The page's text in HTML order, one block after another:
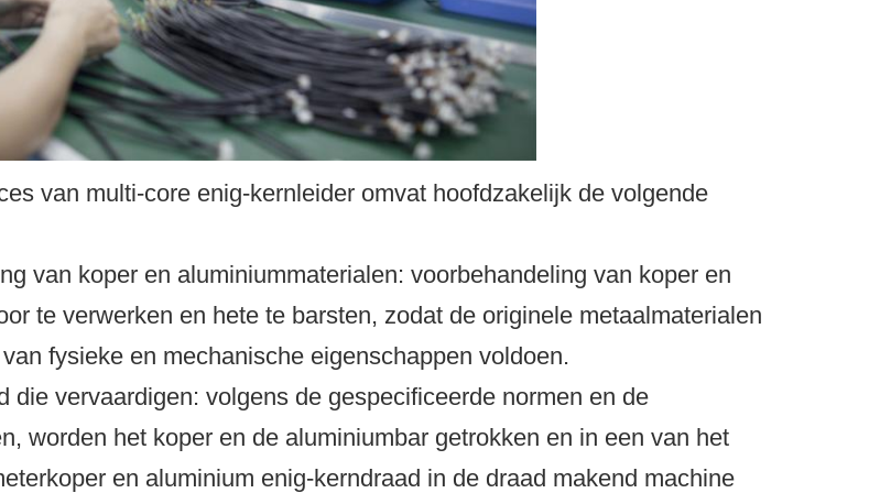
van multi-core enig-kernleider omvat hoofdzakelijk de volgende
van koper en aluminiummaterialen: voorbehandeling van koper en
te verwerken en hete te barsten, zodat de originele metaalmaterialen
fysieke en mechanische eigenschappen voldoen.
die vervaardigen: volgens de gespecificeerde normen en de
worden het koper en de aluminiumbar getrokken en in een van het
en aluminium enig-kerndraad in de draad makend machine